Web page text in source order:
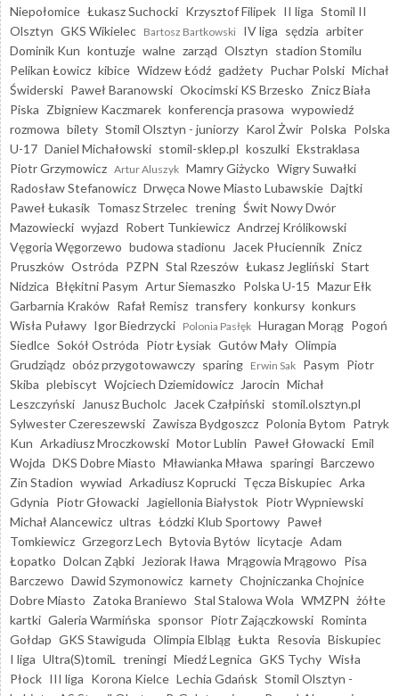
Niepołomice Łukasz Suchocki Krzysztof Filipek II liga Stomil II
Olsztyn GKS Wikielec Bartosz Bartkowski IV liga sędzia arbiter
Dominik Kun kontuzje walne zarząd Olsztyn stadion Stomilu
Pelikan Łowicz kibice Widzew Łódź gadżety Puchar Polski Michał
Świderski Paweł Baranowski Okocimski KS Brzesko Znicz Biała
Piska Zbigniew Kaczmarek konferencja prasowa wypowiedź
rozmowa bilety Stomil Olsztyn - juniorzy Karol Żwir Polska Polska
U-17 Daniel Michałowski stomil-sklep.pl koszulki Ekstraklasa
Piotr Grzymowicz Artur Aluszyk Mamry Giżycko Wigry Suwałki
Radosław Stefanowicz Drwęca Nowe Miasto Lubawskie Dajtki
Paweł Łukasik Tomasz Strzelec trening Świt Nowy Dwór
Mazowiecki wyjazd Robert Tunkiewicz Andrzej Królikowski
Vęgoria Węgorzewo budowa stadionu Jacek Płuciennik Znicz
Pruszków Ostróda PZPN Stal Rzeszów Łukasz Jegliński Start
Nidzica Błękitni Pasym Artur Siemaszko Polska U-15 Mazur Ełk
Garbarnia Kraków Rafał Remisz transfery konkursy konkurs
Wisła Puławy Igor Biedrzycki Polonia Pasłęk Huragan Morąg Pogoń
Siedlce Sokół Ostróda Piotr Łysiak Gutów Mały Olimpia
Grudziądz obóz przygotowawczy sparing Erwin Sak Pasym Piotr
Skiba plebiscyt Wojciech Dziemidowicz Jarocin Michał
Leszczyński
Janusz Bucholc Jacek Czałpiński stomil.olsztyn.pl
Sylwester Czereszewski Zawisza Bydgoszcz Polonia Bytom Patryk
Kun Arkadiusz Mroczkowski Motor Lublin Paweł Głowacki Emil
Wojda DKS Dobre Miasto Mławianka Mława sparingi Barczewo
Zin Stadion wywiad Arkadiusz Koprucki Tęcza Biskupiec Arka
Gdynia Piotr Głowacki Jagiellonia Białystok Piotr Wypniewski
Michał Alancewicz ultras Łódzki Klub Sportowy Paweł
Tomkiewicz Grzegorz Lech Bytovia Bytów licytacje Adam
Łopatko Dolcan Ząbki Jeziorak Iława Mrągowia Mrągowo Pisa
Barczewo Dawid Szymonowicz karnety Chojniczanka Chojnice
Dobre Miasto Zatoka Braniewo Stal Stalowa Wola WMZPN żółte
kartki Galeria Warmińska sponsor Piotr Zajączkowski Rominta
Gołdap GKS Stawiguda Olimpia Elbląg Łukta Resovia Biskupiec
I liga Ultra(S)tomiL treningi Miedź Legnica GKS Tychy Wisła
Płock III liga Korona Kielce Lechia Gdańsk Stomil Olsztyn -